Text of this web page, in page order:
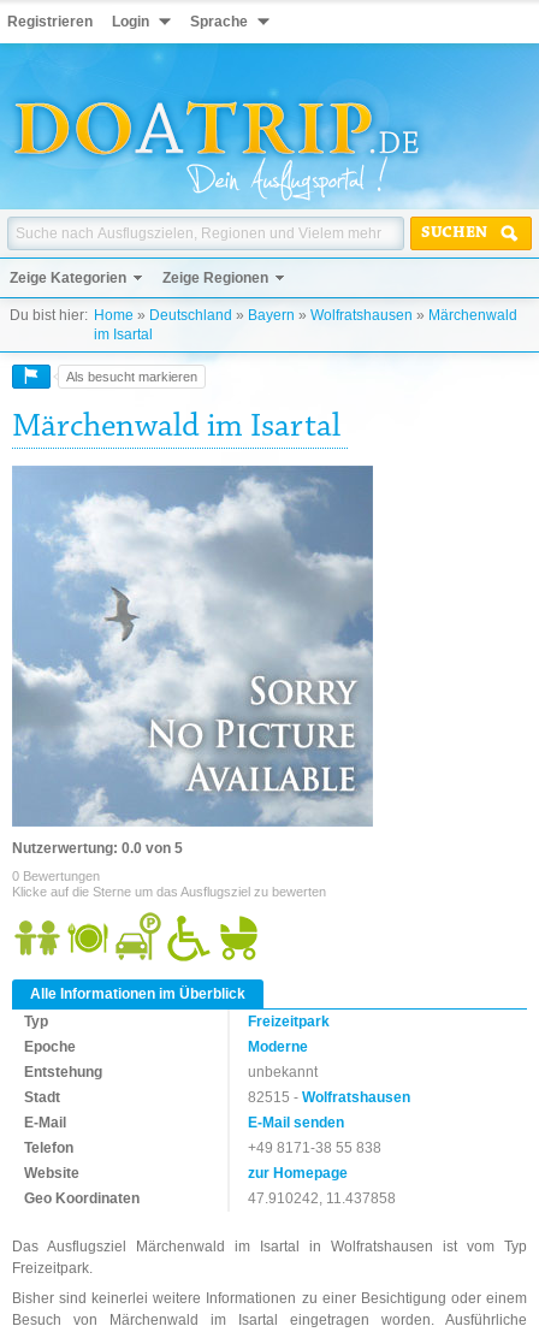
Registrieren Login Sprache
SUCHEN
Zeige Kategorien Zeige Regionen
Du bist hier: Home » Deutschland » Bayern » Wolfratshausen » Märchenwald
im Isartal
Als besucht markieren
Märchenwald im Isartal
Nutzerwertung: 0.0 von 5
0 Bewertungen
Klicke auf die Sterne um das Ausflugsziel zu bewerten
Alle Informationen im Überblick
Typ
Freizeitpark
Epoche
Moderne
Entstehung
unbekannt
Stadt
82515 -Wolfratshausen
E-Mail
E-Mail senden
Telefon
+49 8171-38 55 838
Website
zur Homepage
Geo Koordinaten
47.910242, 11.437858
Das Ausflugsziel Märchenwald im Isartal in Wolfratshausen ist vom Typ
Freizeitpark.
Bisher sind keinerlei weitere Informationen zu einer Besichtigung oder einem
Besuch von Märchenwald im Isartal eingetragen worden. Ausführliche